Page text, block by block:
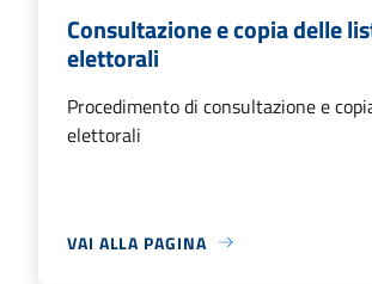
Consultazione e copia delle
elettorali
Procedimento di consultazione e
elettorali
VAI ALLA PAGINA